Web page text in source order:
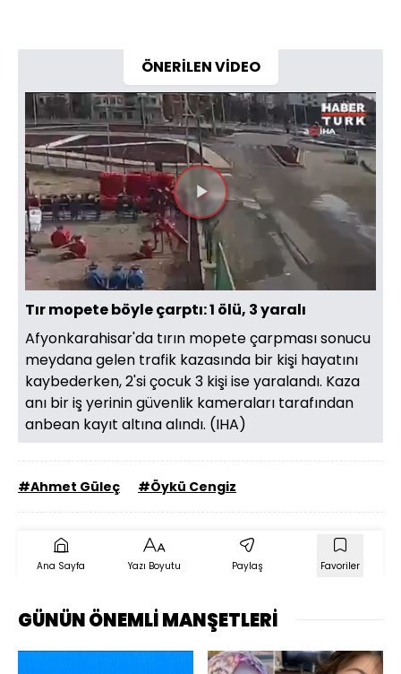
ÖNERİLEN VİDEO
Videoyu
Oynat
Tır mopete böyle çarptı: 1 ölü, 3 yaralı
Afyonkarahisar'da tırın mopete çarpması sonucu
meydana gelen trafik kazasında bir kişi hayatını
kaybederken, 2'si çocuk 3 kişi ise yaralandı. Kaza
anı bir iş yerinin güvenlik kameraları tarafından
anbean kayıt altına alındı. (IHA)
#Ahmet Güleç #Öykü Cengiz
Ana Sayfa Yazı Boyutu Paylaş Favoriler
GÜNÜN ÖNEMLİ MANŞETLERİ